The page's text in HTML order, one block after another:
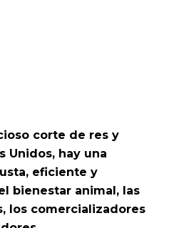
corte de res y
Unidos, hay una
eficiente y
bienestar animal, las
los comercializadores